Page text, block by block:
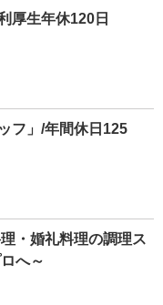
厚生年休120日
フ」/年間休日125
・婚礼料理の調理ス
へ～